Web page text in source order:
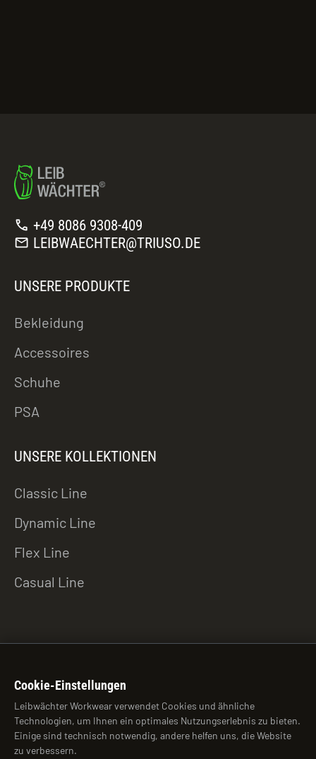
call +49 8086 9308-409
mail LEIBWAECHTER@TRIUSO.DE
UNSERE PRODUKTE
Bekleidung
Accessoires
Schuhe
PSA
UNSERE KOLLEKTIONEN
Classic Line
Dynamic Line
Flex Line
Casual Line
© 2026 Leibwächter Workwear
Cookie-Einstellungen
Leibwächter Workwear verwendet Cookies und ähnliche
Technologien, um Ihnen ein optimales Nutzungserlebnis zu bieten.
Einige sind technisch notwendig, andere helfen uns, die Website
zu verbessern.